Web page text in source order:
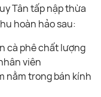
Tân tấp nập thừa
hoàn hảo sau:
cà phê chất lượng
viên
nằm trong bán kính